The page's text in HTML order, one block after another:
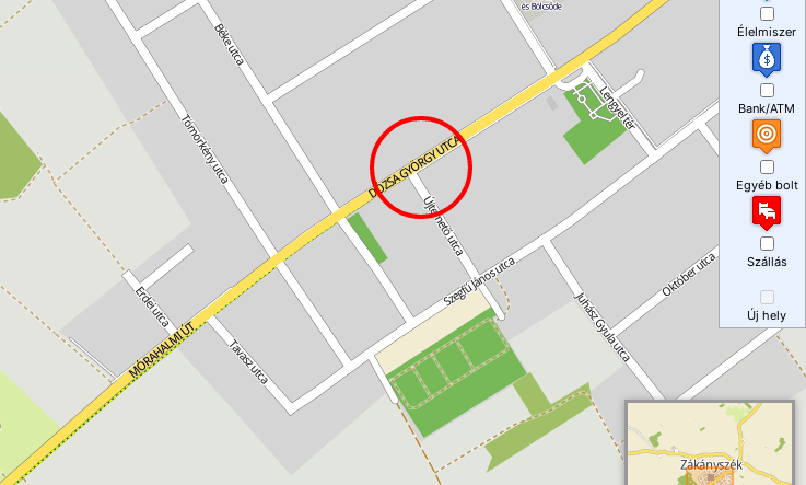
Élelmiszer
Bank/ATM
Egyéb bolt
Szállás
Új hely